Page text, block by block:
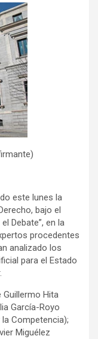
este lunes la
bajo el
Debate”, en la
procedentes
analizado los
para el Estado
Hita
García-Royo
Competencia);
Miguélez